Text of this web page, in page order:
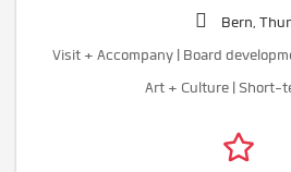
Bern,
Visit + Accompany | Board
Art + Culture | Short-